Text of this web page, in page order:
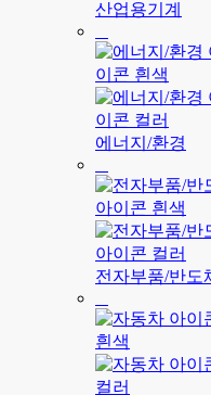
산업용기계
에너지/환경
전자부품/반도